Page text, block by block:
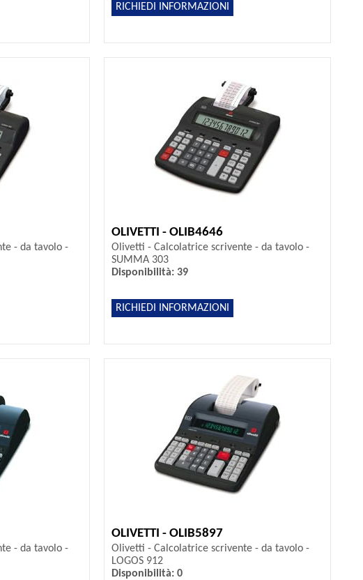
RICHIEDI INFORMAZIONI
- da tavolo -
OLIVETTI - OLIB4646
Olivetti - Calcolatrice scrivente - da tavolo -
SUMMA 303
Disponibilità: 39
RICHIEDI INFORMAZIONI
- da tavolo -
OLIVETTI - OLIB5897
Olivetti - Calcolatrice scrivente - da tavolo -
LOGOS 912
Disponibilità: 0